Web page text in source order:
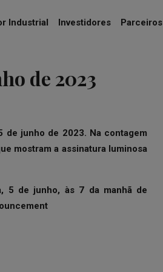
Industrial Investidores Parceiros
de 2023
de junho de 2023. Na contagem
mostram a assinatura luminosa
5 de junho, às 7 da manhã de